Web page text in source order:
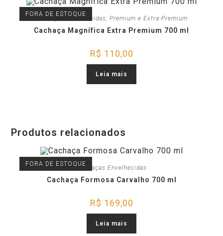
FORA DE ESTOQUE
Cachaças Envelhecidas, Premium e Extra-Premium
Cachaça Magnífica Extra Premium 700 ml
R$ 110,00
Leia mais
Produtos relacionados
FORA DE ESTOQUE
Cachaças Envelhecidas
Cachaça Formosa Carvalho 700 ml
R$ 169,00
Leia mais